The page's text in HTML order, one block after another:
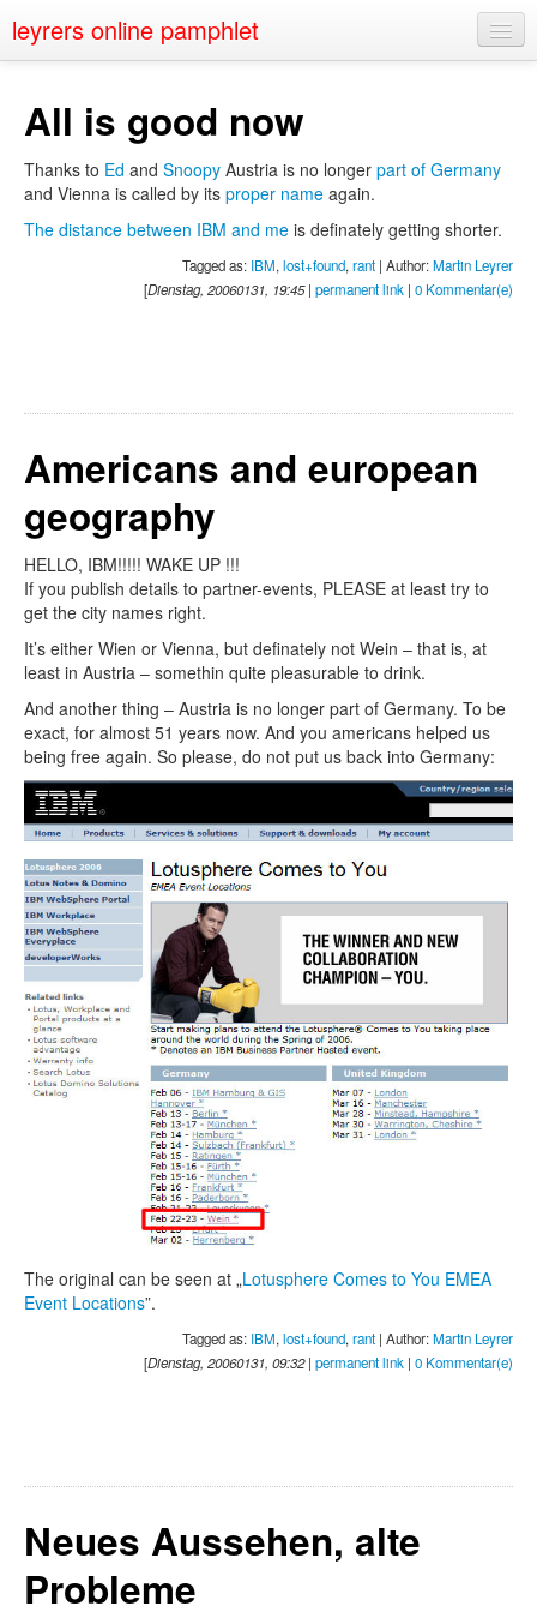
leyrers online pamphlet
About
Public Speaking
Nerd Events
All is good now
Thanks to Ed and Snoopy Austria is no longer part of Germany
and Vienna is called by its proper name again.
The distance between IBM and me is definately getting shorter.
Tagged as: IBM, lost+found, rant | Author:Martin Leyrer
[Dienstag, 20060131, 19:45| permanent link | 0 Kommentar(e)
Americans and european
geography
HELLO, IBM!!!!! WAKE UP !!!
If you publish details to partner-events, PLEASE at least try to
get the city names right.
It’s either Wien or Vienna, but definately not Wein – that is, at
least in Austria – somethin quite pleasurable to drink.
And another thing – Austria is no longer part of Germany. To be
exact, for almost 51 years now. And you americans helped us
being free again. So please, do not put us back into Germany:
The original can be seen at „Lotusphere Comes to You EMEA
Event Locations”.
Tagged as: IBM,lost+found,rant | Author:Martin Leyrer
[Dienstag, 20060131, 09:32| permanent link | 0 Kommentar(e)
Neues Aussehen, alte
Probleme